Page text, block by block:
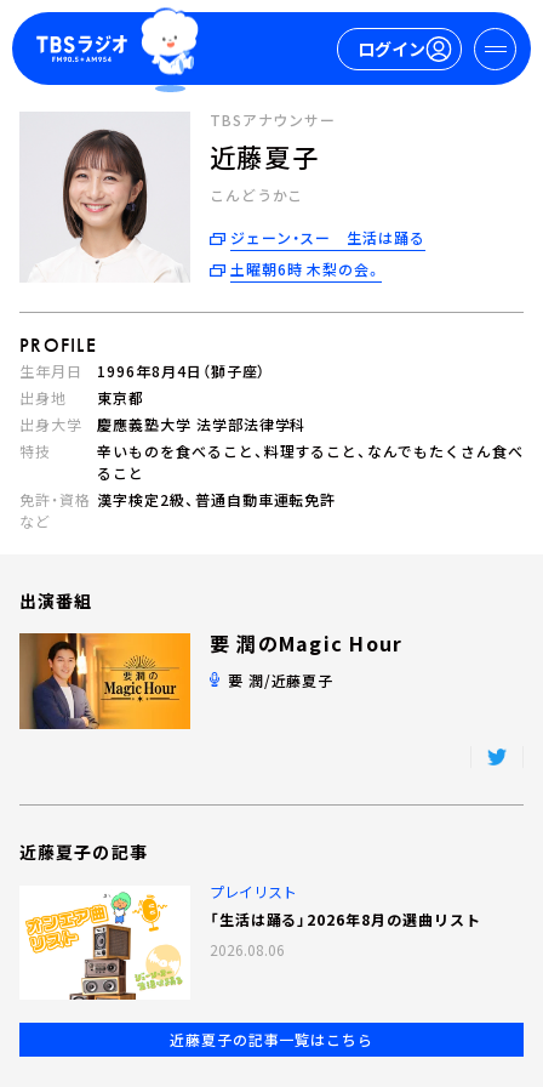
ログイン
マイページ
ログイン
今日の番組表
週間番組表
トピックス
YouTube
会社情報
TBSアナウンサー
近藤夏子
こんどうかこ
ジェーン・スー 生活は踊る
土曜朝6時 木梨の会。
PROFILE
生年月日
1996年8月4日（獅子座）
出身地
東京都
出身大学
慶應義塾大学 法学部法律学科
特技
辛いものを食べること、料理すること、なんでもたくさん食べ
ること
免許・資格
など
漢字検定2級、普通自動車運転免許
出演番組
要 潤のMagic Hour
要 潤/近藤夏子
近藤夏子の記事
プレイリスト
「生活は踊る」2026年8月の選曲リスト
2026.08.06
近藤夏子の記事一覧はこちら